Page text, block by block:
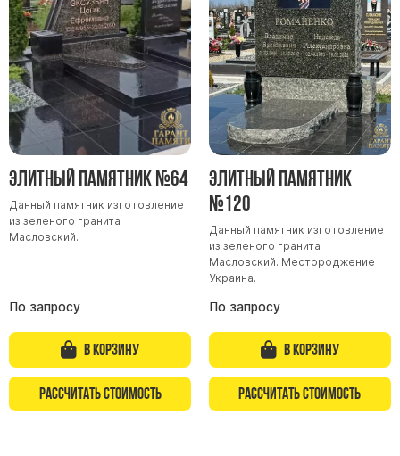
Памятники в виде гитары
Памятники комбинированные
Памятники из цветного гранита
Памятники красные
Памятники красно-черные
Памятники коричневые
Памятники серые
Памятники зеленые
Памятники из Дымовского гранита
Памятники из гранита Возрождение
Памятники из гранита Сюскюянсаари
Памятники из гранита Балтик Грин
Памятники из гранита Покостовский
Памятники из гранита Лезниковский
Элитный памятник №64
Данный памятник изготовление
из зеленого гранита
Масловский.
По запросу
В корзину
Рассчитать стоимость
Элитный памятник
№120
Данный памятник изготовление
из зеленого гранита
Масловский. Местороджение
Украина.
По запросу
В корзину
Рассчитать стоимость